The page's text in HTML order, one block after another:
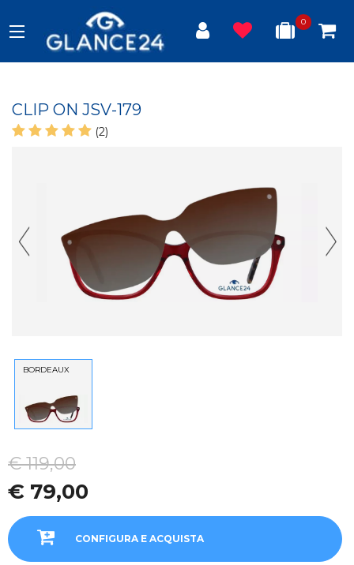
0
CLIP ON JSV-179
(2)
Previous Slide
BORDEAUX
€ 119,00
€ 79,00
CONFIGURA E ACQUISTA